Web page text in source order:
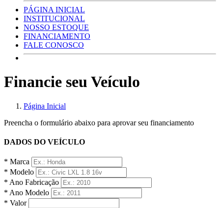
PÁGINA INICIAL
INSTITUCIONAL
NOSSO ESTOQUE
FINANCIAMENTO
FALE CONOSCO
Financie seu Veículo
Página Inicial
Preencha o formulário abaixo para aprovar seu financiamento
DADOS DO VEÍCULO
* Marca
* Modelo
* Ano Fabricação
* Ano Modelo
* Valor